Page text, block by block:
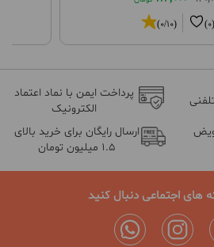
(0)
(0/10)
پرداخت ایمن با نماد اعتماد
الکترونیک
ارسال رایگان برای خرید بالای
1.5 میلیون تومان
های اجتماعی دنبال کنید